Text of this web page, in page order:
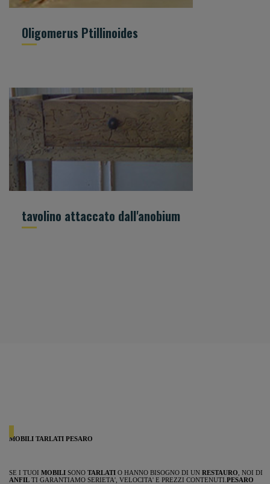
Oligomerus Ptillinoides
tavolino attaccato dall'anobium
MOBILI TARLATI PESARO
SE I TUOI MOBILI SONO TARLATI O HANNO BISOGNO DI UN RESTAURO , NOI DI
ANFIL TI GARANTIAMO SERIETA', VELOCITA' E PREZZI CONTENUTI. PESARO